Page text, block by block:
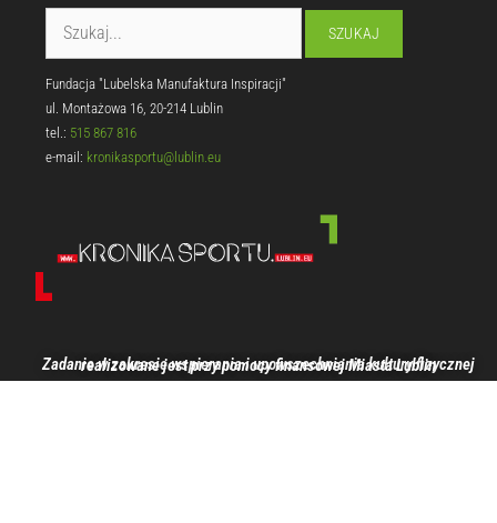
Fundacja "Lubelska Manufaktura Inspiracji"
ul. Montażowa 16, 20-214 Lublin
tel.: 515 867 816
e-mail: kronikasportu@lublin.eu
Zadanie w zakresie wspierania i upowszechniania kultury fizycznej realizowane jest przy pomocy finansowej Miasta Lublin